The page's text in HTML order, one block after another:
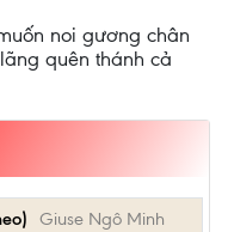
noi gương chân
quên thánh cả
Giuse Ngô Minh